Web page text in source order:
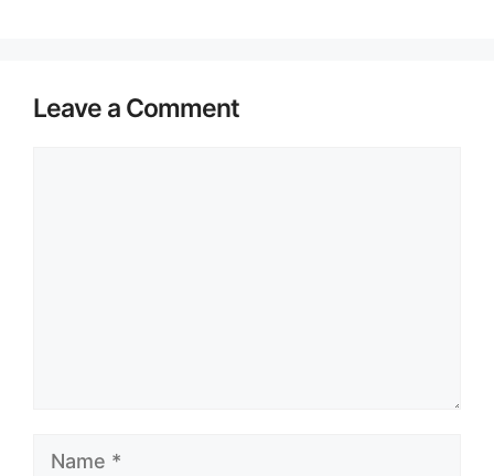
Leave a Comment
Name